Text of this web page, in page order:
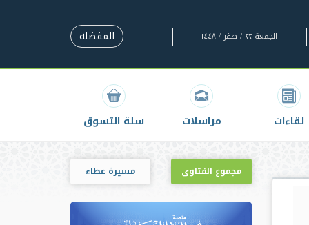
الجمعة ٢٢ / صفر / ١٤٤٨ المفضلة
لقاءات مراسلات سلة التسوق
مجموع الفتاوى مسيرة عطاء